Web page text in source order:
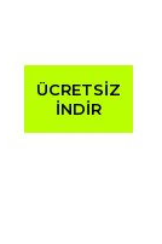
ÜCRETSİZ
İNDİR